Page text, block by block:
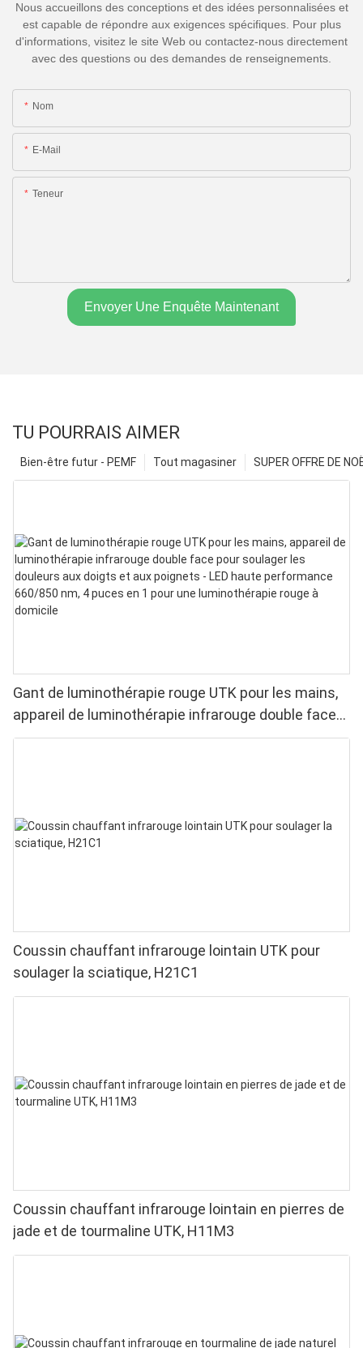
Nous accueillons des conceptions et des idées personnalisées et
est capable de répondre aux exigences spécifiques. Pour plus
d'informations, visitez le site Web ou contactez-nous directement
avec des questions ou des demandes de renseignements.
Nom
E-Mail
Teneur
Envoyer Une Enquête Maintenant
TU POURRAIS AIMER
SUPER OFFRE DE
Tout magasiner
Bien-être futur - PEMF
Gant de luminothérapie rouge UTK pour les mains,
appareil de luminothérapie infrarouge double face
pour soulager les douleurs aux doigts et aux
Coussin chauffant infrarouge lointain UTK pour
soulager la sciatique, H21C1
Coussin chauffant infrarouge lointain en pierres de
jade et de tourmaline UTK, H11M3